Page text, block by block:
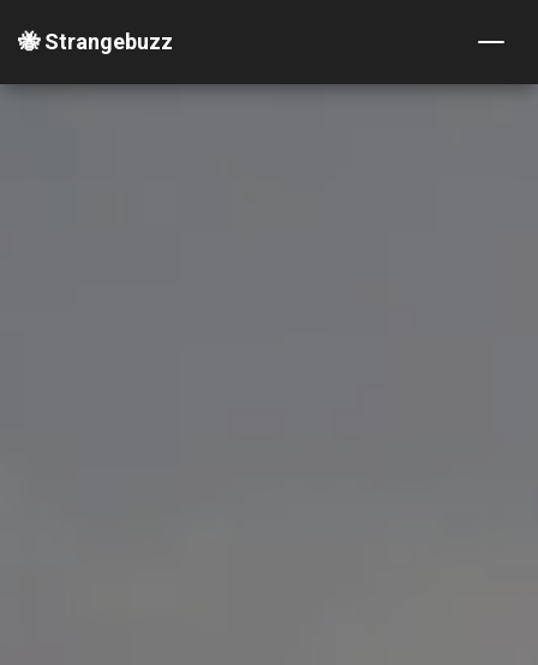
🐝 Strangebuzz